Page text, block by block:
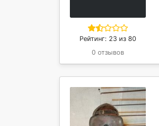
Рейтинг: 23 из 80
0 отзывов